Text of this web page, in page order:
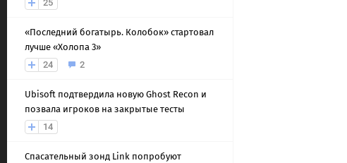
25
«Последний богатырь. Колобок» стартовал
лучше «Холопа 3»
24
2
Ubisoft подтвердила новую Ghost Recon и
позвала игроков на закрытые тесты
14
Спасательный зонд Link попробуют